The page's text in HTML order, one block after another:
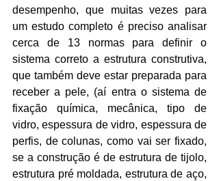
desempenho, que muitas vezes para
um estudo completo é preciso analisar
cerca de 13 normas para definir o
sistema correto a estrutura construtiva,
que também deve estar preparada para
receber a pele, (aí entra o sistema de
fixação química, mecânica, tipo de
vidro, espessura de vidro, espessura de
perfis, de colunas, como vai ser fixado,
se a construção é de estrutura de tijolo,
estrutura pré moldada, estrutura de aço,